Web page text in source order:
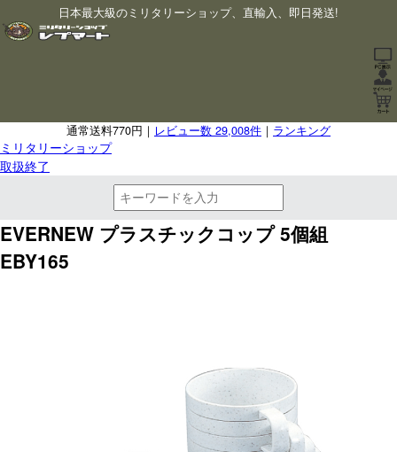
日本最大級のミリタリーショップ、直輸入、即日発送!
通常送料770円｜ レビュー数 29,008件 ｜ ランキング
ミリタリーショップ
取扱終了
EVERNEW プラスチックコップ 5個組
EBY165